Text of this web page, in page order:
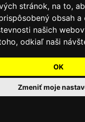
stránok, na to,
obsah a
našich
odkiaľ naši
OK
Zmeniť moje